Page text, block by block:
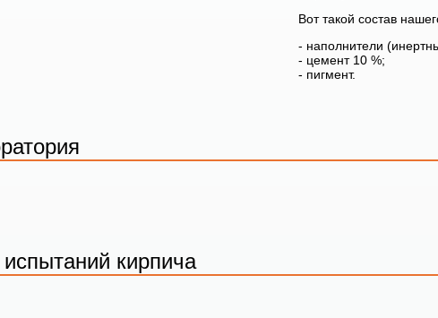
Вот такой состав
- наполнители
- цемент 10 %;
- пигмент.
кирпича